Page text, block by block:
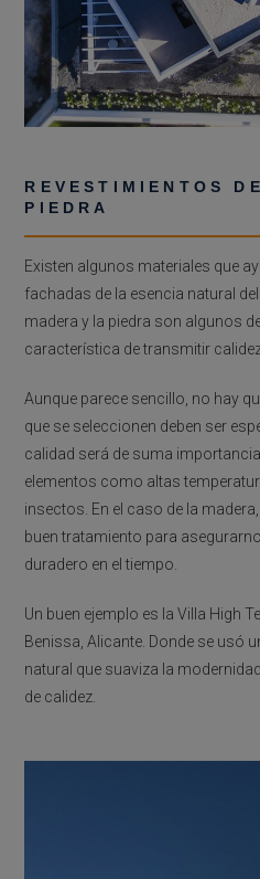
REVESTIMIENTOS
PIEDRA
Existen algunos materiales que
fachadas de la esencia natural
madera y la piedra son algunos
característica de transmitir
Aunque parece sencillo, no hay
que se seleccionen deben ser
calidad será de suma
elementos como altas
insectos. En el caso de la
buen tratamiento para
duradero en el tiempo.
Un buen ejemplo es la Villa High
Benissa, Alicante. Donde se usó
natural que suaviza la
de calidez.